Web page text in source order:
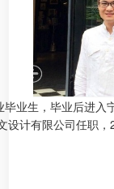
业生，毕业后进
设计有限公司任职